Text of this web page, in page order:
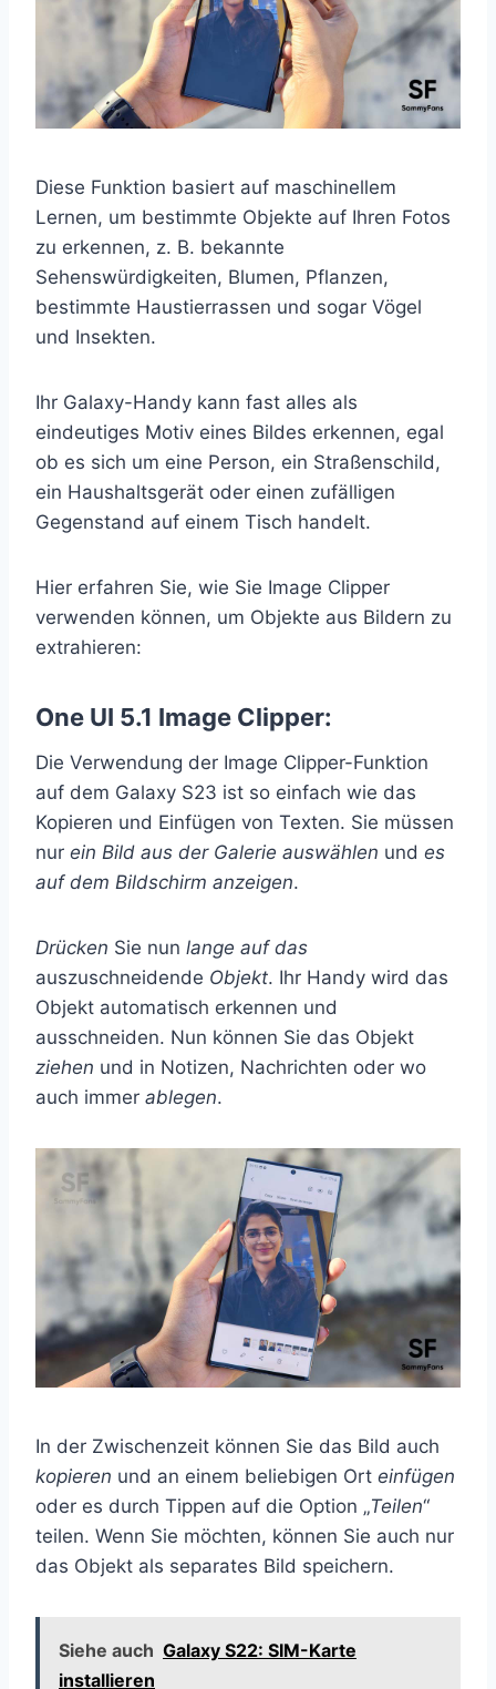
Diese Funktion basiert auf maschinellem
Lernen, um bestimmte Objekte auf Ihren Fotos
zu erkennen, z. B. bekannte
Sehenswürdigkeiten, Blumen, Pflanzen,
bestimmte Haustierrassen und sogar Vögel
und Insekten.
Ihr Galaxy-Handy kann fast alles als
eindeutiges Motiv eines Bildes erkennen, egal
ob es sich um eine Person, ein Straßenschild,
ein Haushaltsgerät oder einen zufälligen
Gegenstand auf einem Tisch handelt.
Hier erfahren Sie, wie Sie Image Clipper
verwenden können, um Objekte aus Bildern zu
extrahieren:
One UI 5.1 Image Clipper:
Die Verwendung der Image Clipper-Funktion
auf dem Galaxy S23 ist so einfach wie das
Kopieren und Einfügen von Texten. Sie müssen
nur ein Bild aus der Galerie auswählen und es
auf dem Bildschirm anzeigen.
Drücken Sie nun lange auf das
auszuschneidende Objekt. Ihr Handy wird das
Objekt automatisch erkennen und
ausschneiden. Nun können Sie das Objekt
ziehen und in Notizen, Nachrichten oder wo
auch immer ablegen.
In der Zwischenzeit können Sie das Bild auch
kopieren und an einem beliebigen Ort einfügen
oder es durch Tippen auf die Option „Teilen“
teilen. Wenn Sie möchten, können Sie auch nur
das Objekt als separates Bild speichern.
Siehe auch Galaxy S22: SIM-Karte
installieren